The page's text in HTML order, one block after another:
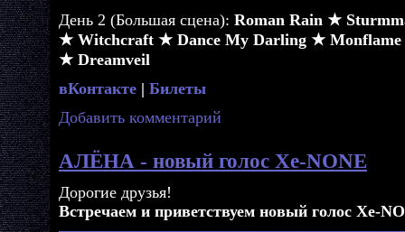
День 2 (Большая сцена): Roman Rain ★
★ Witchcraft ★ Dance My Darling ★
★ Dreamveil
вКонтакте | Билеты
Добавить комментарий
АЛЁНА - новый голос Xe-NONE
Дорогие друзья!
Встречаем и приветствуем новый голос Xe-